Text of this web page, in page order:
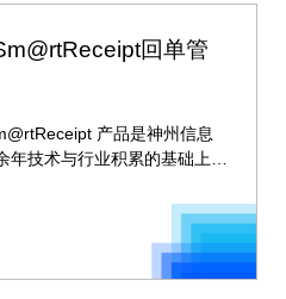
回单管
产品是神州信息
技术与行业积累的基础上自
，提供全行级的统一单据管